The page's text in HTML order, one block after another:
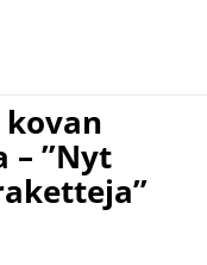
– ”Nyt